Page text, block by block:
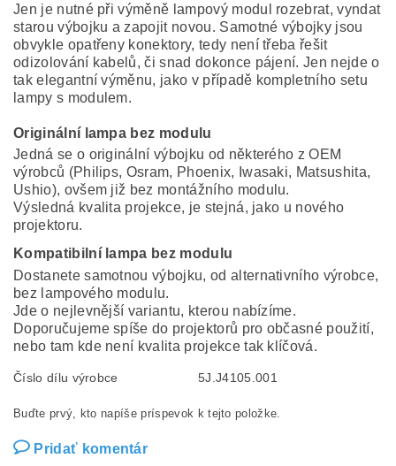
Jen je nutné při výměně lampový modul rozebrat, vyndat
starou výbojku a zapojit novou. Samotné výbojky jsou
obvykle opatřeny konektory, tedy není třeba řešit
odizolování kabelů, či snad dokonce pájení. Jen nejde o
tak elegantní výměnu, jako v případě kompletního setu
lampy s modulem.
Originální lampa bez modulu
Jedná se o originální výbojku od některého z OEM
výrobců (Philips, Osram, Phoenix, Iwasaki, Matsushita,
Ushio), ovšem již bez montážního modulu.
Výsledná kvalita projekce, je stejná, jako u nového
projektoru.
Kompatibilní lampa bez modulu
Dostanete samotnou výbojku, od alternativního výrobce,
bez lampového modulu.
Jde o nejlevnější variantu, kterou nabízíme.
Doporučujeme spíše do projektorů pro občasné použití,
nebo tam kde není kvalita projekce tak klíčová.
Číslo dílu výrobce 5J.J4105.001
Buďte prvý, kto napíše príspevok k tejto položke.
Pridať komentár